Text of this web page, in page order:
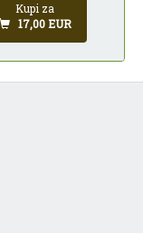
Kupi za
17,00 EUR